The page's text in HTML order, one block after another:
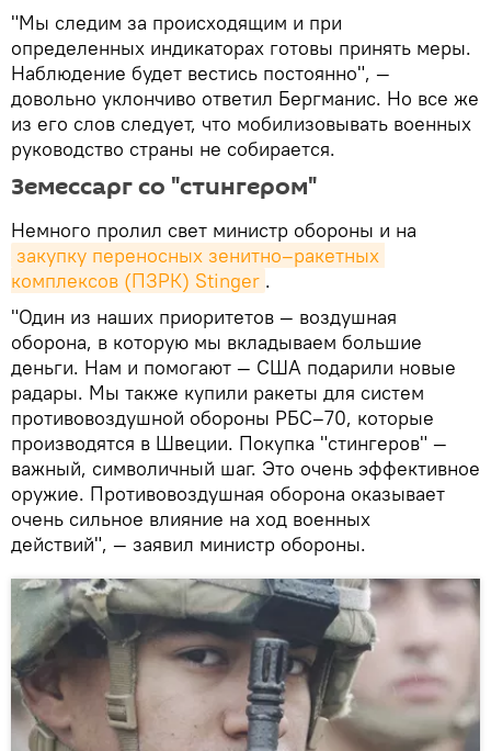
"Мы следим за происходящим и при
определенных индикаторах готовы принять меры.
Наблюдение будет вестись постоянно", —
довольно уклончиво ответил Бергманис. Но все же
из его слов следует, что мобилизовывать военных
руководство страны не собирается.
Земессарг со "стингером"
Немного пролил свет министр обороны и на
закупку переносных зенитно–ракетных
комплексов (ПЗРК) Stinger .
"Один из наших приоритетов — воздушная
оборона, в которую мы вкладываем большие
деньги. Нам и помогают — США подарили новые
радары. Мы также купили ракеты для систем
противовоздушной обороны РБС–70, которые
производятся в Швеции. Покупка "стингеров" —
важный, символичный шаг. Это очень эффективное
оружие. Противовоздушная оборона оказывает
очень сильное влияние на ход военных
действий", — заявил министр обороны.